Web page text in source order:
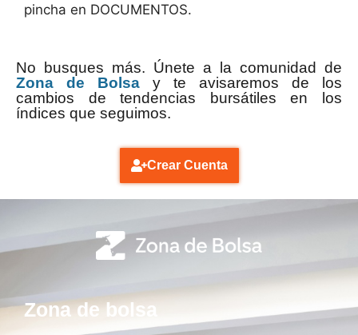
pincha en DOCUMENTOS.
No busques más. Únete a la comunidad de
Zona de Bolsa y te avisaremos de los
cambios de tendencias bursátiles en los
índices que seguimos.
Crear Cuenta
Zona de bolsa